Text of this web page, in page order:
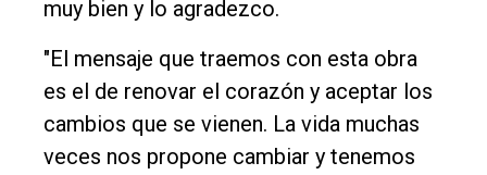
muy bien y lo agradezco.
"El mensaje que traemos con esta obra
es el de renovar el corazón y aceptar los
cambios que se vienen. La vida muchas
veces nos propone cambiar y tenemos